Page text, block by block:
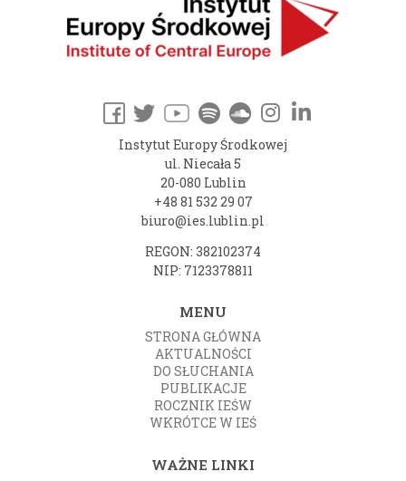
Instytut Europy Środkowej
ul. Niecała 5
20-080 Lublin
+48 81 532 29 07
biuro@ies.lublin.pl
REGON: 382102374
NIP: 7123378811
MENU
STRONA GŁÓWNA
AKTUALNOŚCI
DO SŁUCHANIA
PUBLIKACJE
ROCZNIK IEŚW
WKRÓTCE W IEŚ
WAŻNE LINKI